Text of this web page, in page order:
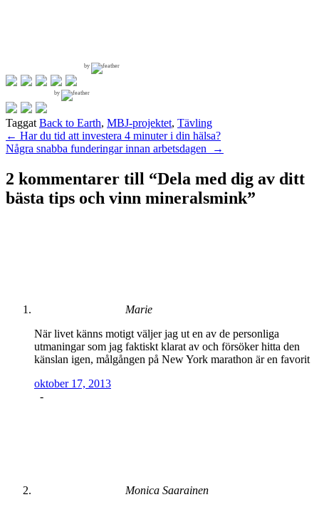
by
by
Taggat Back to Earth, MBJ-projektet, Tävling
Inläggsnavigering
← Har du tid att investera 4 minuter i din hälsa?
Några snabba funderingar innan arbetsdagen
→
2 kommentarer till “Dela med dig av ditt
bästa tips och vinn mineralsmink”
Marie
När livet känns motigt väljer jag ut en av de personliga
utmaningar som jag faktiskt klarat av och försöker hitta den
känslan igen, målgången på New York marathon är en favorit
oktober 17, 2013
-
Monica Saarainen